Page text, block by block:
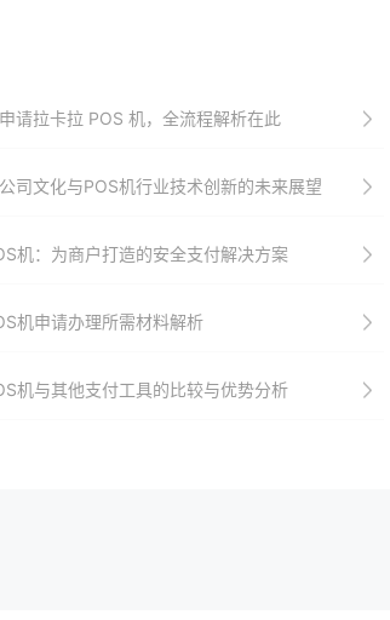
请拉卡拉 POS 机，全流程解析在此
司文化与POS机行业技术创新的未来展望
机：为商户打造的安全支付解决方案
机申请办理所需材料解析
机与其他支付工具的比较与优势分析